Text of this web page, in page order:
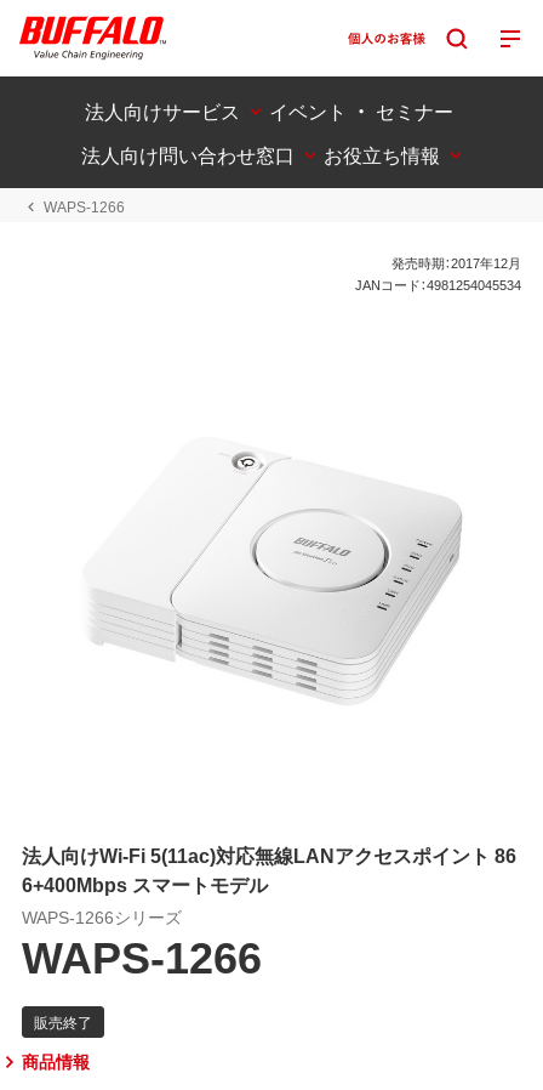
法人向けサービス
イベント ・ セミナー
法人向け問い合わせ窓口
お役立ち情報
WAPS-1266
発売時期：2017年12月
JANコード：4981254045534
法人向けWi-Fi 5(11ac)対応無線LANアクセスポイント 86
6+400Mbps スマートモデル
WAPS-1266シリーズ
WAPS-1266
商品情報